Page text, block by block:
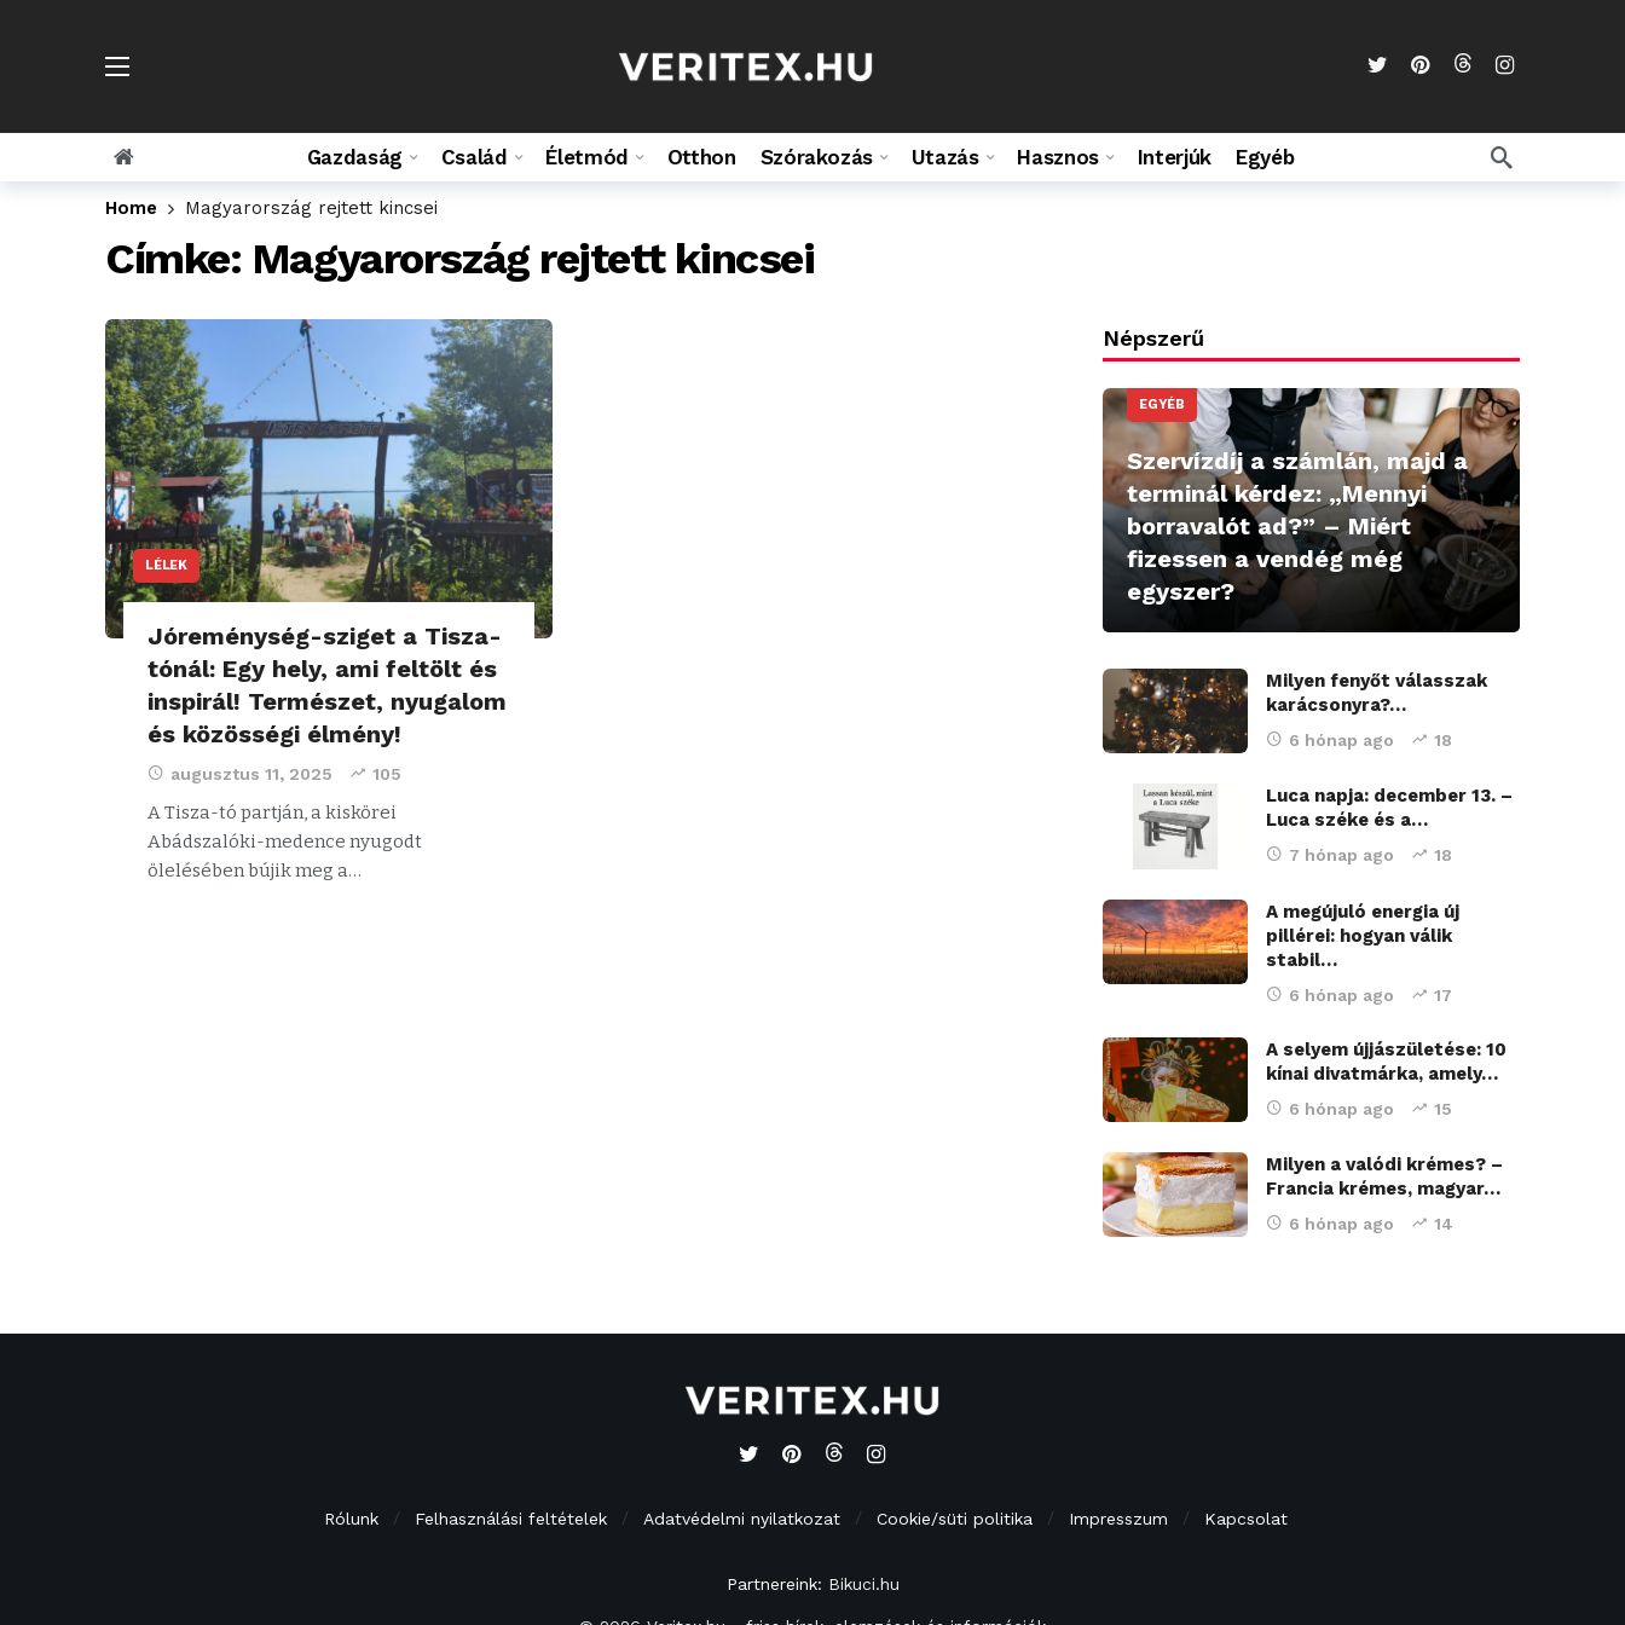
Gazdaság Család Életmód Otthon Szórakozás Utazás Hasznos Interjúk Egyéb
Home Magyarország rejtett kincsei
Címke: Magyarország rejtett kincsei
LÉLEK
Jóreménység-sziget a Tisza-
tónál: Egy hely, ami feltölt és
inspirál! Természet, nyugalom
és közösségi élmény!
augusztus 11, 2025 105
A Tisza-tó partján, a kiskörei
Abádszalóki-medence nyugodt
ölelésében bújik meg a…
Népszerű
EGYÉB
Szervízdíj a számlán, majd a
terminál kérdez: „Mennyi
borravalót ad?” – Miért
fizessen a vendég még
egyszer?
Milyen fenyőt válasszak
karácsonyra?…
6 hónap ago 18
Luca napja: december 13. –
Luca széke és a…
7 hónap ago 18
A megújuló energia új
pillérei: hogyan válik
stabil…
6 hónap ago 17
A selyem újjászületése: 10
kínai divatmárka, amely…
6 hónap ago 15
Milyen a valódi krémes? –
Francia krémes, magyar…
6 hónap ago 14
Rólunk Felhasználási feltételek Adatvédelmi nyilatkozat Cookie/süti politika Impresszum Kapcsolat
Partnereink: Bikuci.hu